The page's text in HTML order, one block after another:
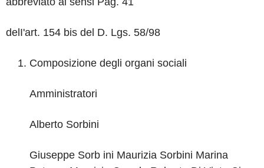
delI'art. 154 bis del D. Lgs. 58/98
Composizione degli organi sociali
Amministratori
Alberto Sorbini
Giuseppe Sorb ini Maurizia Sorbini Marina